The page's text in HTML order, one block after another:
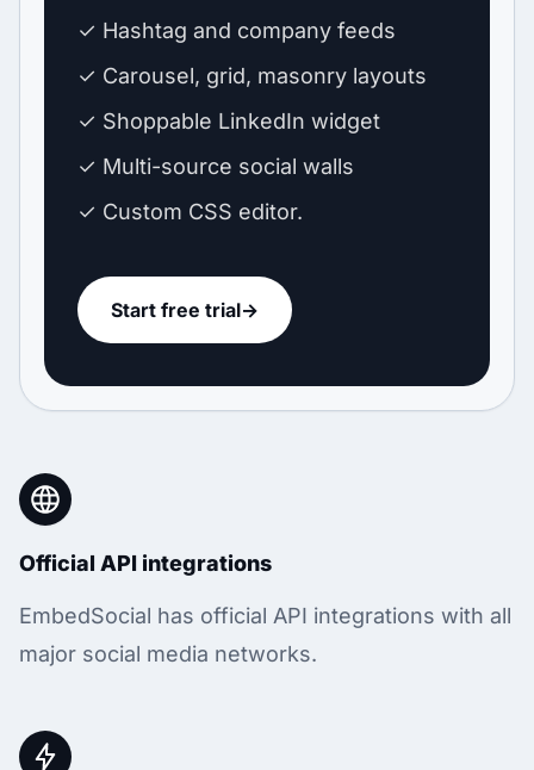
✓ Hashtag and company feeds
✓ Carousel, grid, masonry layouts
✓ Shoppable LinkedIn widget
✓ Multi-source social walls
✓ Custom CSS editor.
Start free trial→
Official API integrations
EmbedSocial has official API integrations with all
major social media networks.